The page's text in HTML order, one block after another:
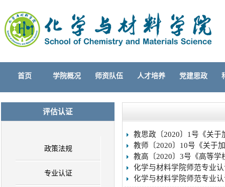
首页 学院概况 师资队伍 人才培养 党建思政
评估认证
政策法规
专业认证
教思政〔2020〕1号《关
教师〔2020〕10号《关于
教高〔2020〕3号《高等
化学与材料学院师范专业
化学与材料学院师范专业